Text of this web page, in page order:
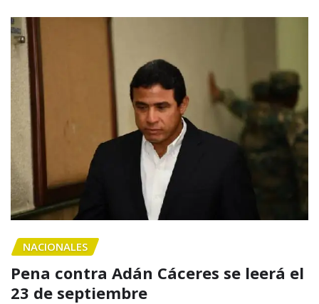
NACIONALES
Pena contra Adán Cáceres se leerá el
23 de septiembre